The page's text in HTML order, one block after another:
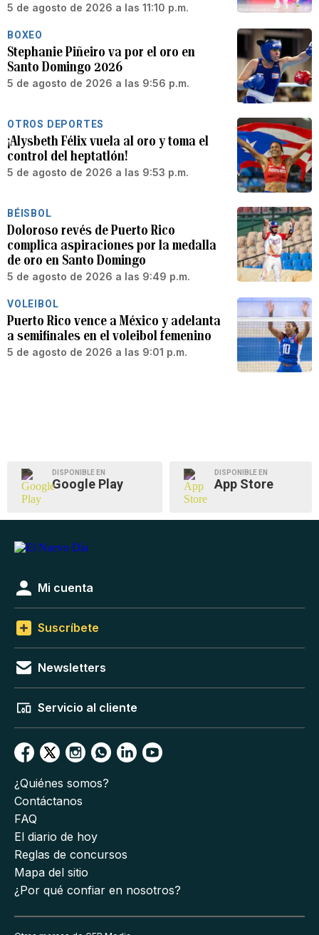
5 de agosto de 2026 a las 11:10 p.m.
BOXEO
Stephanie Piñeiro va por el oro en
Santo Domingo 2026
5 de agosto de 2026 a las 9:56 p.m.
OTROS DEPORTES
¡Alysbeth Félix vuela al oro y toma el
control del heptatlón!
5 de agosto de 2026 a las 9:53 p.m.
BÉISBOL
Doloroso revés de Puerto Rico
complica aspiraciones por la medalla
de oro en Santo Domingo
5 de agosto de 2026 a las 9:49 p.m.
VOLEIBOL
Puerto Rico vence a México y adelanta
a semifinales en el voleibol femenino
5 de agosto de 2026 a las 9:01 p.m.
DISPONIBLE EN
Google Play
DISPONIBLE EN
App Store
Mi cuenta
Suscríbete
Newsletters
Servicio al cliente
¿Quiénes somos?
Contáctanos
FAQ
El diario de hoy
Reglas de concursos
Mapa del sitio
¿Por qué confiar en nosotros?